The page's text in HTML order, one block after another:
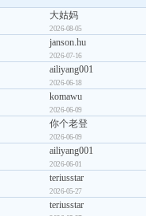
大姑妈
2026-08-05
janson.hu
2026-07-16
ailiyang001
2026-06-18
komawu
2026-06-09
你个老登
2026-06-09
ailiyang001
2026-06-01
teriusstar
2026-05-27
teriusstar